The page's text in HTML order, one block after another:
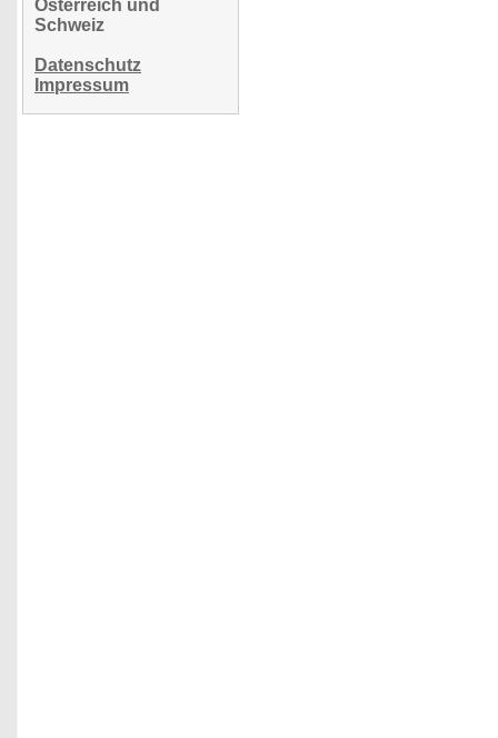
Österreich und
Schweiz
Datenschutz
Impressum